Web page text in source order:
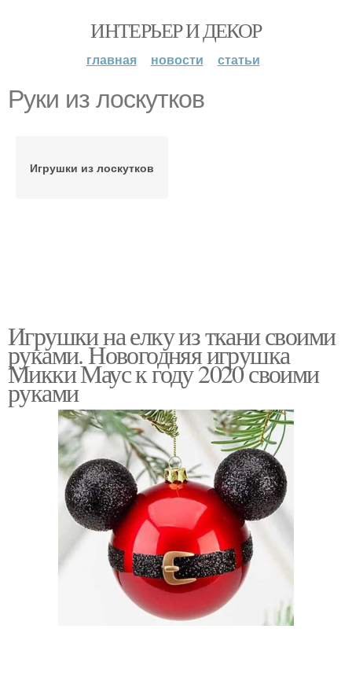
ИНТЕРЬЕР И ДЕКОР
главная новости статьи
Руки из лоскутков
Игрушки из лоскутков
Игрушки на елку из ткани своими
руками. Новогодняя игрушка
Микки Маус к году 2020 своими
руками